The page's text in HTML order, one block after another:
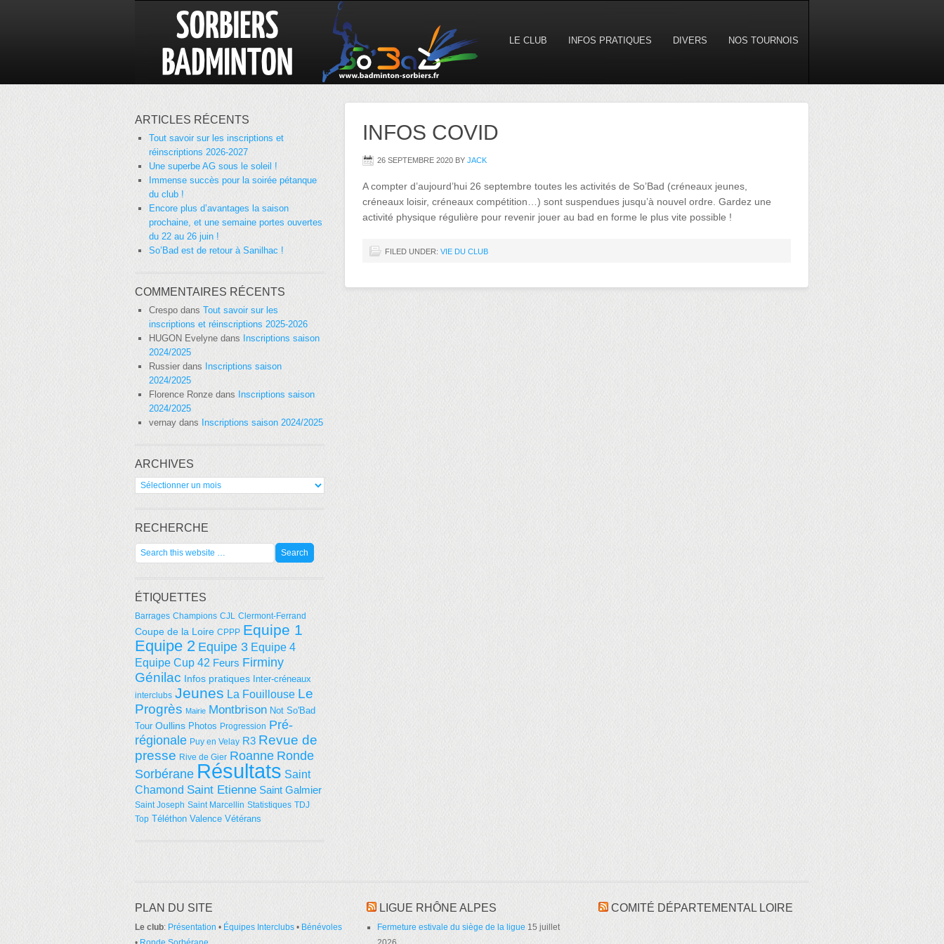
LE CLUB INFOS PRATIQUES DIVERS NOS TOURNOIS
INFOS COVID
26 SEPTEMBRE 2020 BY JACK
A compter d’aujourd’hui 26 septembre toutes les activités de So’Bad (créneaux jeunes,
créneaux loisir, créneaux compétition…) sont suspendues jusqu’à nouvel ordre. Gardez une
activité physique régulière pour revenir jouer au bad en forme le plus vite possible !
FILED UNDER: VIE DU CLUB
ARTICLES RÉCENTS
Tout savoir sur les inscriptions et
réinscriptions 2026-2027
Une superbe AG sous le soleil !
Immense succès pour la soirée pétanque
du club !
Encore plus d’avantages la saison
prochaine, et une semaine portes ouvertes
du 22 au 26 juin !
So’Bad est de retour à Sanilhac !
COMMENTAIRES RÉCENTS
Crespo dans Tout savoir sur les
inscriptions et réinscriptions 2025-2026
HUGON Evelyne dans
Inscriptions saison
2024/2025
Russier dans Inscriptions saison
2024/2025
Florence Ronze dans Inscriptions saison
2024/2025
vernay dans Inscriptions saison 2024/2025
ARCHIVES
Archives
RECHERCHE
ÉTIQUETTES
Barrages Champions CJL Clermont-Ferrand
Coupe de la Loire CPPP Equipe 1
Equipe 2 Equipe 3 Equipe 4
Equipe Cup 42 Feurs Firminy
Génilac Infos pratiques Inter-créneaux
interclubs Jeunes La Fouillouse Le
Progrès Mairie Montbrison Not So'Bad
Tour Oullins Photos Progression Pré-
régionale Puy en Velay R3 Revue de
presse Rive de Gier Roanne Ronde
Sorbérane Résultats Saint
Chamond Saint Etienne Saint Galmier
Saint Joseph Saint Marcellin Statistiques TDJ
Top Téléthon Valence Vétérans
PLAN DU SITE
Le club: Présentation • Équipes Interclubs • Bénévoles
LIGUE RHÔNE ALPES
Fermeture estivale du siège de la ligue 15 juillet
COMITÉ DÉPARTEMENTAL LOIRE